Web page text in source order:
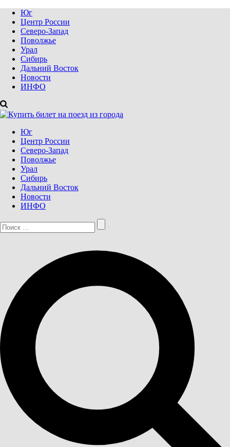
Юг
Центр России
Северо-Запад
Поволжье
Урал
Сибирь
Дальний Восток
Новости
ИНФО
Юг
Центр России
Северо-Запад
Поволжье
Урал
Сибирь
Дальний Восток
Новости
ИНФО